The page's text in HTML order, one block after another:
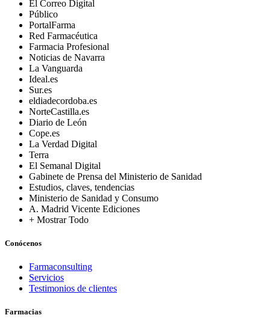
El Correo Digital
Público
PortalFarma
Red Farmacéutica
Farmacia Profesional
Noticias de Navarra
La Vanguarda
Ideal.es
Sur.es
eldiadecordoba.es
NorteCastilla.es
Diario de León
Cope.es
La Verdad Digital
Terra
El Semanal Digital
Gabinete de Prensa del Ministerio de Sanidad
Estudios, claves, tendencias
Ministerio de Sanidad y Consumo
A. Madrid Vicente Ediciones
+ Mostrar Todo
Conócenos
Farmaconsulting
Servicios
Testimonios de clientes
Farmacias